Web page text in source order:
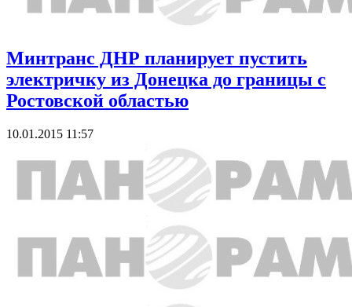
Минтранс ДНР планирует пустить
электричку из Донецка до границы с
Ростовской областью
10.01.2015 11:57